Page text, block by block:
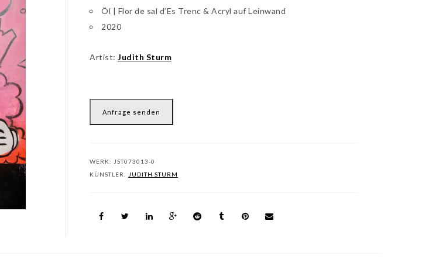
Öl | Flor de sal d’Es Trenc & Acryl auf Leinwand
2020
Artist: Judith Sturm
Anfrage senden
WERK: JST073013-0
KÜNSTLER: JUDITH STURM